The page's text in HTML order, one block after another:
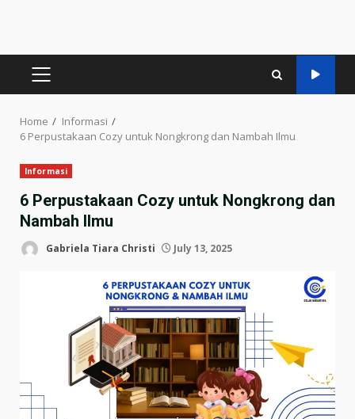
PRIMARY
Home
Informasi
6 Perpustakaan Cozy untuk Nongkrong dan Nambah Ilmu
Informasi
6 Perpustakaan Cozy untuk Nongkrong dan
Nambah Ilmu
Gabriela Tiara Christi July 13, 2025